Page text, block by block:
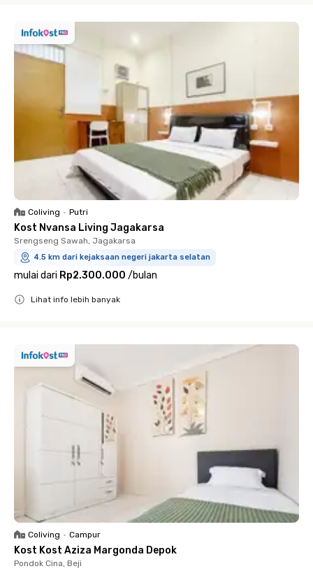
Coliving • Putri
Kost Nvansa Living Jagakarsa
Srengseng Sawah, Jagakarsa
4.5 km dari kejaksaan negeri jakarta selatan
mulai dari Rp2.300.000 /bulan
Lihat info lebih banyak
Coliving • Campur
Kost Kost Aziza Margonda Depok
Pondok Cina, Beji